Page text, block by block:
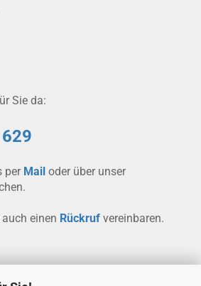
Sie da:
per Mail oder über unser
einen Rückruf vereinbaren.